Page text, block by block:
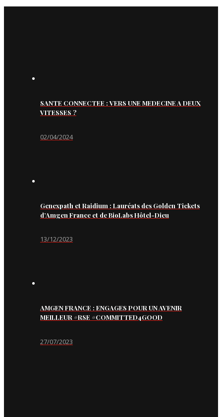
SANTE CONNECTEE : VERS UNE MEDECINE A DEUX
VITESSES ?
02/04/2024
Genexpath et Raidium : Lauréats des Golden Tickets
d’Amgen France et de BioLabs Hôtel-Dieu
13/12/2023
AMGEN FRANCE : ENGAGES POUR UN AVENIR
MEILLEUR #RSE #COMMITTED4GOOD
27/07/2023